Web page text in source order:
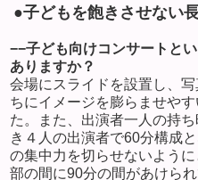
●子どもを飽きさせない
−−子ども向けコンサートと
ありますか？
会場にスライドを設置し、
ちにイメージを膨らませや
た。また、出演者一人の持
き４人の出演者で60分構成
の集中力を切らせないよう
部の間に90分の間があけら